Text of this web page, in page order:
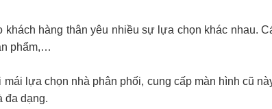
khách hàng thân yêu nhiều sự lựa chọn khác nhau.
phẩm,…
lựa chọn nhà phân phối, cung cấp màn hình cũ
đa dạng.